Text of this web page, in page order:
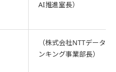
AI推進室長）
（株式会社NTTデータ
ンキング事業部長）